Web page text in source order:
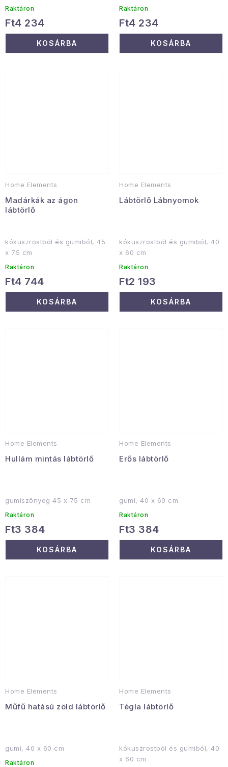
Raktáron
Ft4 234
KOSÁRBA
Raktáron
Ft4 234
KOSÁRBA
Home Elements
Madárkák az ágon
lábtörlő
kókuszrostból és gumiból, 45
x 75 cm
Raktáron
Ft4 744
KOSÁRBA
Home Elements
Lábtörlő Lábnyomok
kókuszrostból és gumiból, 40
x 60 cm
Raktáron
Ft2 193
KOSÁRBA
Home Elements
Hullám mintás lábtörlő
gumiszőnyeg 45 x 75 cm
Raktáron
Ft3 384
KOSÁRBA
Home Elements
Erős lábtörlő
gumi, 40 x 60 cm
Raktáron
Ft3 384
KOSÁRBA
Home Elements
Műfű hatású zöld lábtörlő
gumi, 40 x 60 cm
Raktáron
Home Elements
Tégla lábtörlő
kókuszrostból és gumiból, 40
x 60 cm